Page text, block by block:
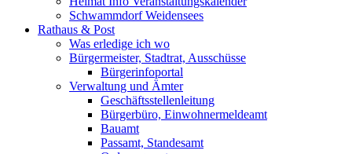
Schwammdorf Weidensees
Rathaus & Post
Was erledige ich wo
Bürgermeister, Stadtrat, Ausschüsse
Bürgerinfoportal
Verwaltung und Ämter
Geschäftsstellenleitung
Bürgerbüro, Einwohnermeldeamt
Bauamt
Passamt, Standesamt